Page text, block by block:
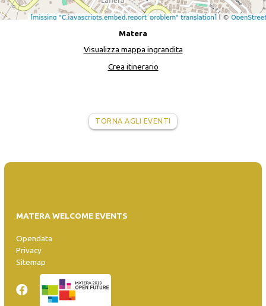
Matera
Visualizza mappa ingrandita
Crea itinerario
TORNA AGLI EVENTI
MATERA WELCOME EVENTS
Opendata
Privacy
Sitemap